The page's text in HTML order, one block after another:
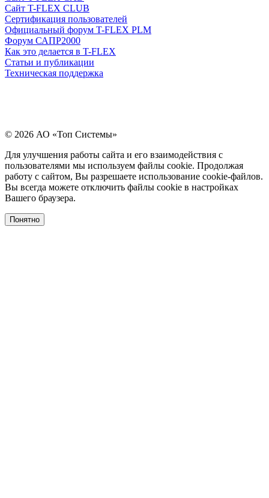
Сайт T-FLEX CLUB
Сертификация пользователей
Официальный форум T-FLEX PLM
Форум САПР2000
Как это делается в T-FLEX
Статьи и публикации
Техническая поддержка
© 2026 АО «Топ Системы»
Для улучшения работы сайта и его взаимодействия с
пользователями мы используем файлы cookie. Продолжая
работу с сайтом, Вы разрешаете использование cookie-файлов.
Вы всегда можете отключить файлы cookie в настройках
Вашего браузера.
Понятно